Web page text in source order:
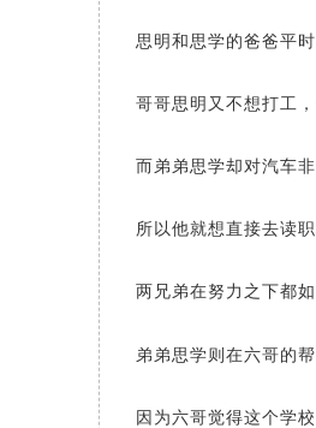
思明和思学的爸爸平
哥哥思明又不想打工
而弟弟思学却对汽车
所以他就想直接去读
两兄弟在努力之下都
弟弟思学则在六哥的
因为六哥觉得这个学